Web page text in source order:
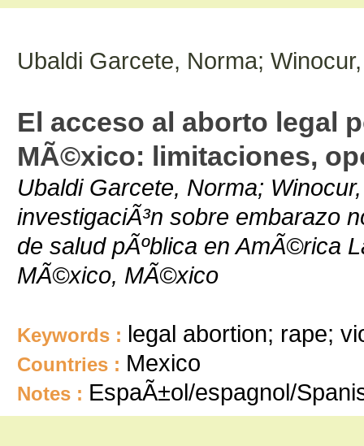
Ubaldi Garcete, Norma;
El acceso al aborto legal
MÃ©xico: limitaciones,
Ubaldi Garcete, Norma;
investigaciÃ³n sobre embarazo
de salud pÃºblica en AmÃ©rica
MÃ©xico, MÃ©xico
Keywords : legal abortion; rape;
Countries : Mexico
Notes : EspaÃ±ol/espagnol/